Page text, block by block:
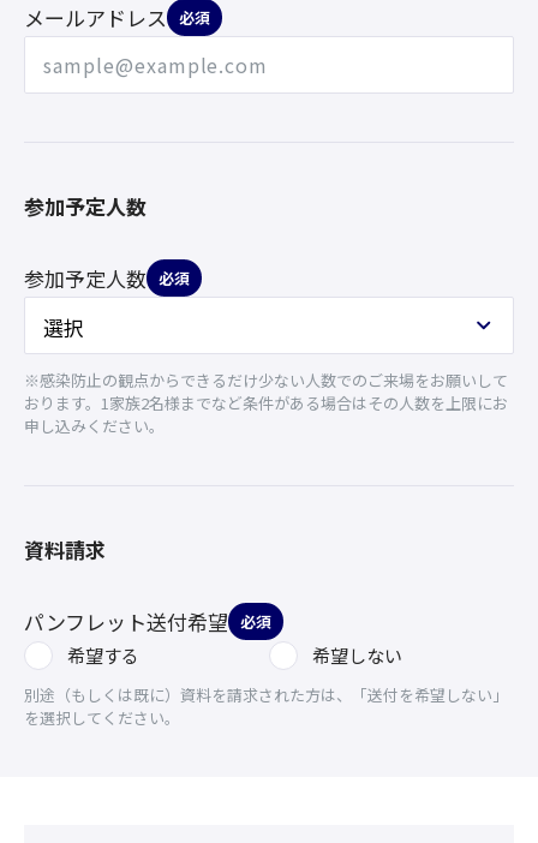
メールアドレス 必須
参加予定人数
参加予定人数 必須
※感染防止の観点からできるだけ少ない人数でのご来場をお願いして
おります。1家族2名様までなど条件がある場合はその人数を上限にお
申し込みください。
資料請求
パンフレット送付希望 必須
希望する 希望しない
別途（もしくは既に）資料を請求された方は、「送付を希望しない」
を選択してください。